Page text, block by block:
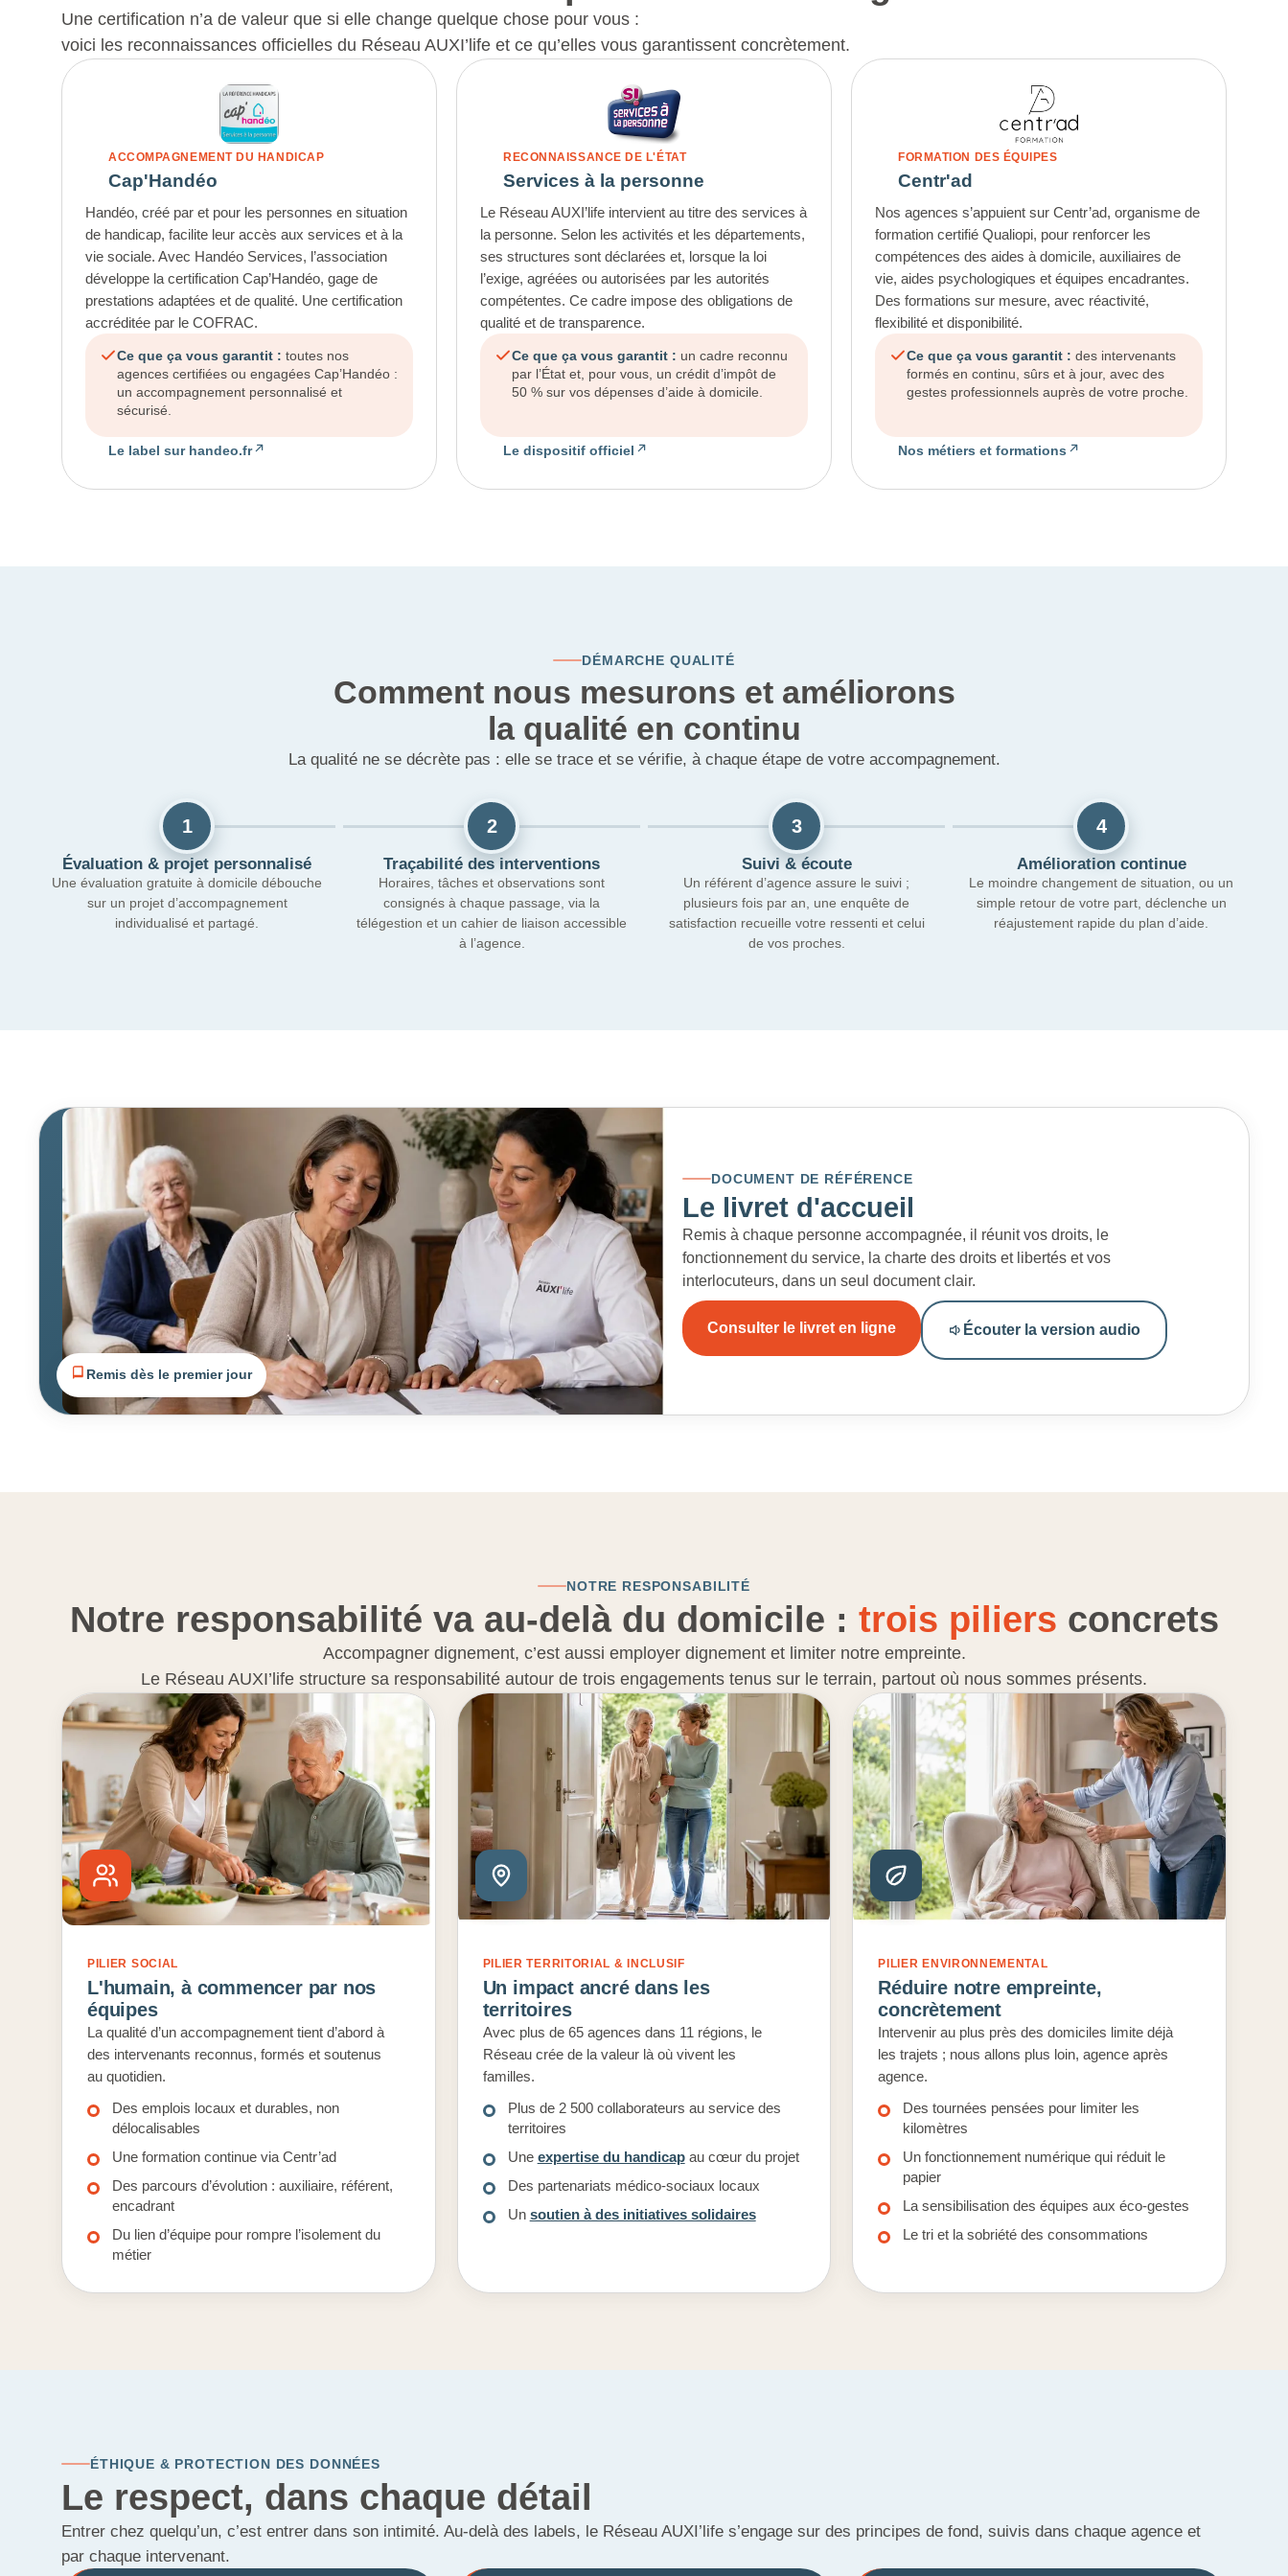
Une certification n’a de valeur que si elle change quelque chose pour vous :
voici les reconnaissances officielles du Réseau AUXI’life et ce qu’elles vous garantissent concrètement.
ACCOMPAGNEMENT DU HANDICAP
Cap'Handéo
Handéo, créé par et pour les personnes en situation
de handicap, facilite leur accès aux services et à la
vie sociale. Avec Handéo Services, l’association
développe la certification Cap’Handéo, gage de
prestations adaptées et de qualité. Une certification
accréditée par le COFRAC.
Ce que ça vous garantit : toutes nos
agences certifiées ou engagées Cap’Handéo :
un accompagnement personnalisé et
sécurisé.
Le label sur handeo.fr
RECONNAISSANCE DE L'ÉTAT
Services à la personne
Le Réseau AUXI’life intervient au titre des services à
la personne. Selon les activités et les départements,
ses structures sont déclarées et, lorsque la loi
l’exige, agréées ou autorisées par les autorités
compétentes. Ce cadre impose des obligations de
qualité et de transparence.
Ce que ça vous garantit : un cadre reconnu
par l’État et, pour vous, un crédit d’impôt de
50 % sur vos dépenses d’aide à domicile.
Le dispositif officiel
FORMATION DES ÉQUIPES
Centr'ad
Nos agences s’appuient sur Centr’ad, organisme de
formation certifié Qualiopi, pour renforcer les
compétences des aides à domicile, auxiliaires de
vie, aides psychologiques et équipes encadrantes.
Des formations sur mesure, avec réactivité,
flexibilité et disponibilité.
Ce que ça vous garantit : des intervenants
formés en continu, sûrs et à jour, avec des
gestes professionnels auprès de votre proche.
Nos métiers et formations
DÉMARCHE QUALITÉ
Comment nous mesurons et améliorons
la qualité en continu
La qualité ne se décrète pas : elle se trace et se vérifie, à chaque étape de votre accompagnement.
1
Évaluation & projet personnalisé
Une évaluation gratuite à domicile débouche
sur un projet d’accompagnement
individualisé et partagé.
2
Traçabilité des interventions
Horaires, tâches et observations sont
consignés à chaque passage, via la
télégestion et un cahier de liaison accessible
à l’agence.
3
Suivi & écoute
Un référent d’agence assure le suivi ;
plusieurs fois par an, une enquête de
satisfaction recueille votre ressenti et celui
de vos proches.
4
Amélioration continue
Le moindre changement de situation, ou un
simple retour de votre part, déclenche un
réajustement rapide du plan d’aide.
Remis dès le premier jour
DOCUMENT DE RÉFÉRENCE
Le livret d'accueil
Remis à chaque personne accompagnée, il réunit vos droits, le
fonctionnement du service, la charte des droits et libertés et vos
interlocuteurs, dans un seul document clair.
Consulter le livret en ligne Écouter la version audio
NOTRE RESPONSABILITÉ
Notre responsabilité va au-delà du domicile : trois piliers concrets
Accompagner dignement, c’est aussi employer dignement et limiter notre empreinte.
Le Réseau AUXI’life structure sa responsabilité autour de trois engagements tenus sur le terrain, partout où nous sommes présents.
PILIER SOCIAL
L'humain, à commencer par nos
équipes
La qualité d’un accompagnement tient d’abord à
des intervenants reconnus, formés et soutenus
au quotidien.
Des emplois locaux et durables, non
délocalisables
Une formation continue via Centr’ad
Des parcours d’évolution : auxiliaire, référent,
encadrant
Du lien d’équipe pour rompre l’isolement du
métier
PILIER TERRITORIAL & INCLUSIF
Un impact ancré dans les
territoires
Avec plus de 65 agences dans 11 régions, le
Réseau crée de la valeur là où vivent les
familles.
Plus de 2 500 collaborateurs au service des
territoires
Une expertise du handicapau cœur du projet
Des partenariats médico-sociaux locaux
Un soutien à des initiatives solidaires
PILIER ENVIRONNEMENTAL
Réduire notre empreinte,
concrètement
Intervenir au plus près des domiciles limite déjà
les trajets ; nous allons plus loin, agence après
agence.
Des tournées pensées pour limiter les
kilomètres
Un fonctionnement numérique qui réduit le
papier
La sensibilisation des équipes aux éco-gestes
Le tri et la sobriété des consommations
ÉTHIQUE & PROTECTION DES DONNÉES
Le respect, dans chaque détail
Entrer chez quelqu’un, c’est entrer dans son intimité. Au-delà des labels, le Réseau AUXI’life s’engage sur des principes de fond, suivis dans chaque agence et
par chaque intervenant.